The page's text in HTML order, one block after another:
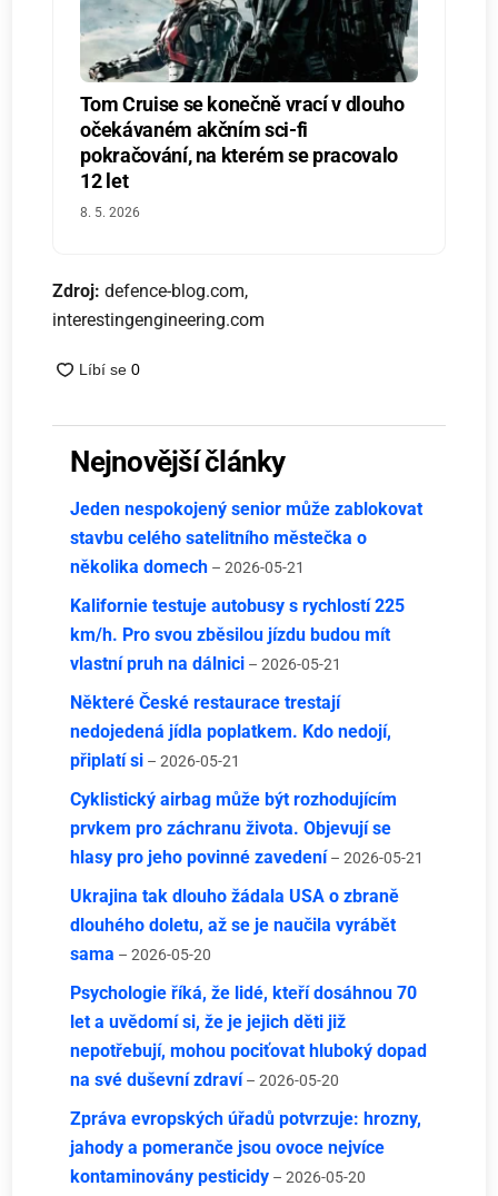
Tom Cruise se konečně vrací v dlouho
očekávaném akčním sci-fi
pokračování, na kterém se pracovalo
12 let
8. 5. 2026
Zdroj: defence-blog.com,
interestingengineering.com
Nejnovější články
Jeden nespokojený senior může zablokovat
stavbu celého satelitního městečka o
několika domech – 2026-05-21
Kalifornie testuje autobusy s rychlostí 225
km/h. Pro svou zběsilou jízdu budou mít
vlastní pruh na dálnici – 2026-05-21
Některé České restaurace trestají
nedojedená jídla poplatkem. Kdo nedojí,
připlatí si – 2026-05-21
Cyklistický airbag může být rozhodujícím
prvkem pro záchranu života. Objevují se
hlasy pro jeho povinné zavedení – 2026-05-21
Ukrajina tak dlouho žádala USA o zbraně
dlouhého doletu, až se je naučila vyrábět
sama – 2026-05-20
Psychologie říká, že lidé, kteří dosáhnou 70
let a uvědomí si, že je jejich děti již
nepotřebují, mohou pociťovat hluboký dopad
na své duševní zdraví – 2026-05-20
Zpráva evropských úřadů potvrzuje: hrozny,
jahody a pomeranče jsou ovoce nejvíce
kontaminovány pesticidy – 2026-05-20